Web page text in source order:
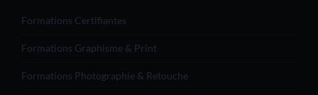
Formations Certifiantes
Formations Graphisme & Print
Formations Photographie & Retouche